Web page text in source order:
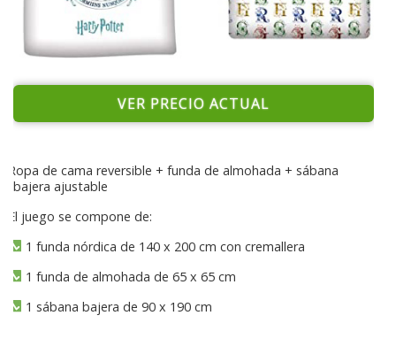
VER PRECIO ACTUAL
Ropa de cama reversible + funda de almohada + sábana
bajera ajustable
El juego se compone de:
1 funda nórdica de 140 x 200 cm con cremallera
1 funda de almohada de 65 x 65 cm
1 sábana bajera de 90 x 190 cm